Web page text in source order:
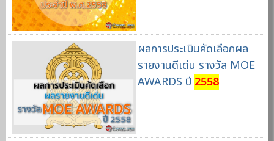
ผลการประเมินคัดเลือกผล
รายงานดีเด่น รางวัล MOE
AWARDS ปี 2558